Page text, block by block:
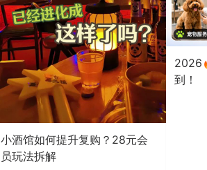
小酒馆如何提升复购？28元会
员玩法拆解
到！